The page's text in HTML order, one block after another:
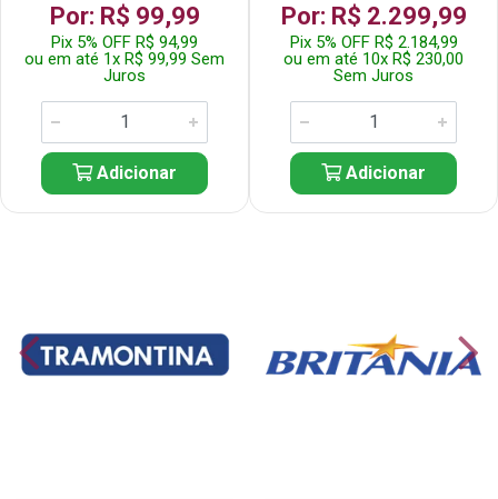
Por: R$ 99,99
Pix 5% OFF R$ 94,99
ou em até 1x R$ 99,99 Sem
Juros
Adicionar
Por: R$ 2.299,99
Pix 5% OFF R$ 2.184,99
ou em até 10x R$ 230,00
Sem Juros
Adicionar